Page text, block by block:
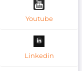
Youtube
Linkedin